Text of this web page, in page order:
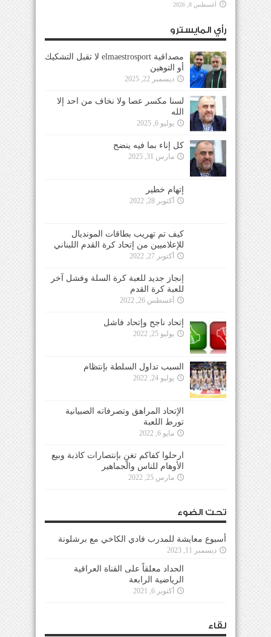
أغسطس 8, 2026
رأي المايسترو
مصداقية elmaestrosport لا تقبل التشكيك
أو التوهين
ديسمبر 22, 2025
لسنا مكسر عصا ولا نخاف من احد إلا
الله
يوليو 6, 2025
كل إناء بما فيه ينضح
مارس 31, 2025
إتهام خطير
أكتوبر 28, 2022
كيف تم تهريب بطاقات المونديال
للإعلاميين من إتحاد كرة القدم اللبناني
أكتوبر 27, 2022
إنجاز جديد للعبة كرة السلة وفشل آخر
للعبة كرة القدم
أغسطس 26, 2022
إتحاد ناجح وإتحاد فاشل
يوليو 25, 2022
السبب تداول السلطة بإنتظام
يوليو 24, 2022
الإتحاد المراهق وتصرفاته الصبيانية
تورط اللعبة
مايو 6, 2022
ارحلوا كفاكم تغنٍ بإنتصارات كاذبة وبيع
الأوهام للناس والجماهير
مارس 25, 2022
تحت الضوء
أسبوع معايشة للمدرب فادي الكاخي مع برشلونة
ديسمبر 11, 2023
الحداد معلقاً على القناة العراقية
الرياضية الرابعة
أكتوبر 6, 2021
لقاء